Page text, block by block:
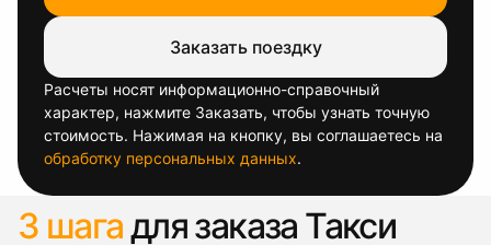
Заказать поездку
Расчеты носят информационно-справочный
характер, нажмите Заказать, чтобы узнать точную
стоимость. Нажимая на кнопку, вы соглашаетесь на
обработку персональных данных.
3 шагадля заказа Такси